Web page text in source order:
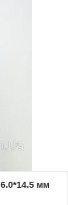
мм